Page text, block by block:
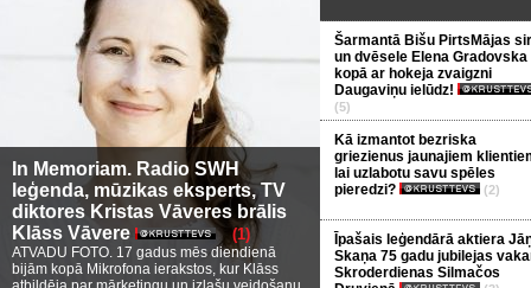
In Memoriam. Radio SWH
leģenda, mūzikas eksperts, TV
diktores Kristas Vāveres brālis
Klāss Vāvere
(1)
ATVADU FOTO. 17 gadus mēs diendienā
bijām kopā Mikrofona ierakstos, kur Klāss
Šarmantā Bišu PirtsMājas
un dvēsele Elena Gradovska
kopā ar hokeja zvaigzni
Daugaviņu ielūdz!
(5)
Kā izmantot bezriska
griezienus jaunajiem
lai uzlabotu savu spēles
pieredzi?
(2)
Īpašais leģendārā aktiera
Skaņa 75 gadu jubilejas
Skroderdienas Silmačos